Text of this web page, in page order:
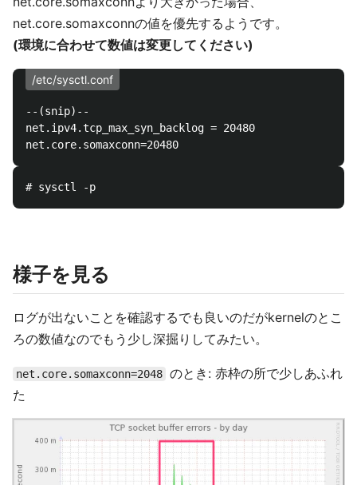
net.core.somaxconnの値を優先するようです。
(環境に合わせて数値は変更してください)
/etc/sysctl.conf
--(snip)--
net.ipv4.tcp_max_syn_backlog = 20480
様子を見る
ログが出ないことを確認するでも良いのだがkernelのとこ
ろの数値なのでもう少し深掘りしてみたい。
net.core.somaxconn=2048 のとき: 赤枠の所で少しあふれ
た